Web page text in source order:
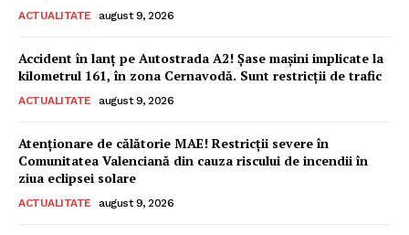
ACTUALITATE august 9, 2026
Accident în lanț pe Autostrada A2! Şase mașini implicate la
kilometrul 161, în zona Cernavodă. Sunt restricții de trafic
ACTUALITATE august 9, 2026
Atenționare de călătorie MAE! Restricții severe în
Comunitatea Valenciană din cauza riscului de incendii în
ziua eclipsei solare
ACTUALITATE august 9, 2026